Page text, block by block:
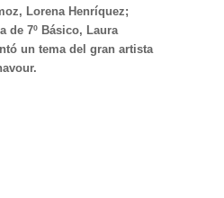
Lorena Henríquez;
de 7º Básico, Laura
un tema del gran artista